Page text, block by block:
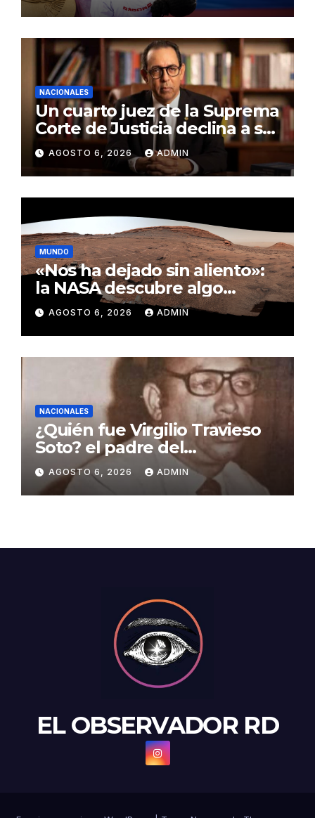
NACIONALES
Un cuarto juez de la Suprema
Corte de Justicia declina a ser
evaluado por el CNM
AGOSTO 6, 2026 ADMIN
MUNDO
«Nos ha dejado sin aliento»:
la NASA descubre algo
insólito en Marte
AGOSTO 6, 2026 ADMIN
NACIONALES
¿Quién fue Virgilio Travieso
Soto? el padre del
baloncesto dominicano
AGOSTO 6, 2026 ADMIN
EL OBSERVADOR RD